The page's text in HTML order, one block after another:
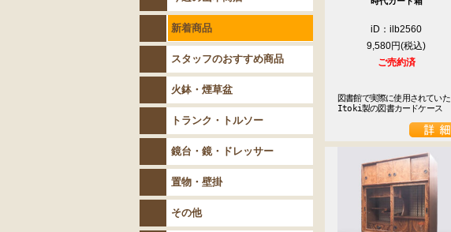
iD：ilb2560
9,580円
ご売約済
図書館で実際に使用されていた
Itoki製の図書カードケース
新着商品
スタッフのおすすめ商品
火鉢・煙草盆
トランク・トルソー
鏡台・鏡・ドレッサー
置物・壁掛
その他